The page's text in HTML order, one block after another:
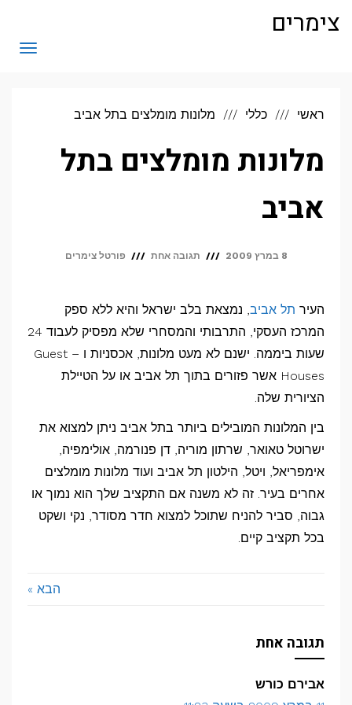
צימרים
ראשי כללי מלונות מומלצים בתל אביב
מלונות מומלצים בתל
אביב
8 במרץ 2009 תגובה אחת פורטל צימרים
העיר תל אביב, נמצאת בלב ישראל והיא ללא ספק
המרכז העסקי, התרבותי והמסחרי שלא מפסיק לעבוד 24
שעות ביממה. ישנם לא מעט מלונות, אכסניות ו – Guest
Houses אשר פזורים בתוך תל אביב או על הטיילת
הציורית שלה.
בין המלונות המובילים ביותר בתל אביב ניתן למצוא את
ישרוטל טאואר, שרתון מוריה, דן פנורמה, אולימפיה,
אימפריאל, ויטל, הילטון תל אביב ועוד מלונות מומלצים
אחרים בעיר. זה לא משנה אם התקציב שלך הוא נמוך או
גבוה, סביר להניח שתוכל למצוא חדר מסודר, נקי ושקט
בכל תקציב קיים.
הבא »
תגובה אחת
אבירם כורש